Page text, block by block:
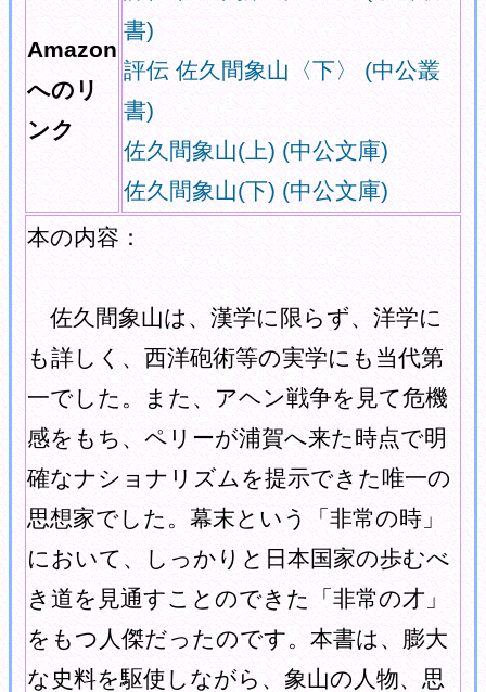
Amazon
へのリ
ンク
書)
評伝 佐久間象山〈下〉 (中公叢
書)
佐久間象山(上) (中公文庫)
佐久間象山(下) (中公文庫)
本の内容：
佐久間象山は、漢学に限らず、洋学に
も詳しく、西洋砲術等の実学にも当代第
一でした。また、アヘン戦争を見て危機
感をもち、ペリーが浦賀へ来た時点で明
確なナショナリズムを提示できた唯一の
思想家でした。幕末という「非常の時」
において、しっかりと日本国家の歩むべ
き道を見通すことのできた「非常の才」
をもつ人傑だったのです。本書は、膨大
な史料を駆使しながら、象山の人物、思